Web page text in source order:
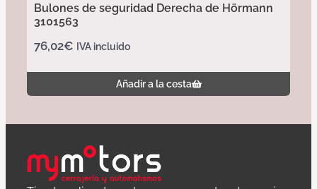
Bulones de seguridad Derecha de Hörmann
3101563
76,02€ IVA incluido
Añadir a la cesta